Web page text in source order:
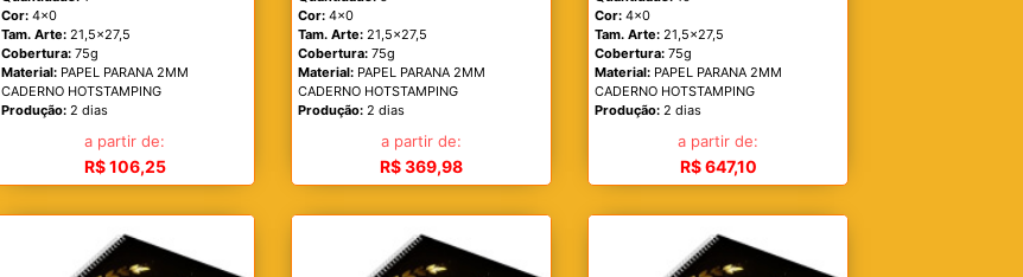
Cor: 4x0
Tam. Arte: 21,5x27,5
Cobertura: 75g
Material: PAPEL PARANA 2MM
CADERNO HOTSTAMPING
Produção: 2 dias
a partir de:
R$ 106,25
Cor: 4x0
Tam. Arte: 21,5x27,5
Cobertura: 75g
Material: PAPEL PARANA 2MM
CADERNO HOTSTAMPING
Produção: 2 dias
a partir de:
R$ 369,98
Cor: 4x0
Tam. Arte: 21,5x27,5
Cobertura: 75g
Material: PAPEL PARANA 2MM
CADERNO HOTSTAMPING
Produção: 2 dias
a partir de:
R$ 647,10